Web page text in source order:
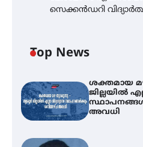
സെക്കൻഡറി
Top News
ശക്തമായ
ജില്ലയിൽ
അവധി